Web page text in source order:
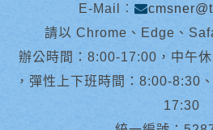
E-Mail︰
請以 Chrome、Edge、
辦公時間：8:00-17:00，中午
，彈性上下班時間：8:00-8:30
17:30